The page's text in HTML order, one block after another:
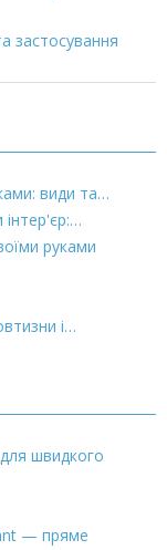
застосування
види та…
руками
і…
для швидкого
— пряме